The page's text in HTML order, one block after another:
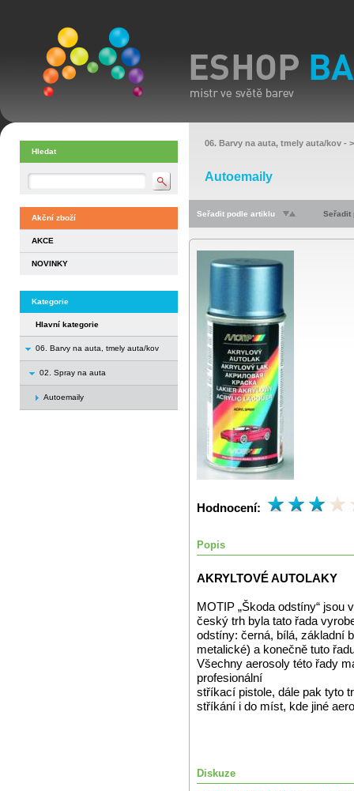
Hledat
Akční zboží
AKCE
NOVINKY
Kategorie
Hlavní kategorie
06. Barvy na auta, tmely auta/kov
02. Spray na auta
Autoemaily
06. Barvy na auta, tmely auta/kov -
Autoemaily
Seřadit podle artiklu Seřadit
Hodnocení:
Popis
AKRYLTOVÉ AUTOLAKY
MOTIP „Škoda odstíny“
český trh byla tato řada
odstíny: černá, bílá, základní
metalické) a konečně tuto
Všechny aerosoly této řady
profesionální
stříkací pistole, dále pak tyto
stříkání i do míst, kde jiné
Diskuze